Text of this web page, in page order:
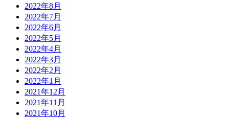
2022年8月
2022年7月
2022年6月
2022年5月
2022年4月
2022年3月
2022年2月
2022年1月
2021年12月
2021年11月
2021年10月